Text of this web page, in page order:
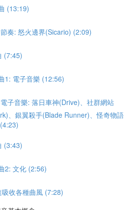
(13:19)
奏: 怒火邊界(Sicario) (2:09)
(7:45)
1: 電子音樂 (12:56)
子音樂: 落日車神(Drive)、社群網站
、銀翼殺手(Blade Runner)、怪奇物語
(3:43)
2: 文化 (2:56)
收各種曲風 (7:28)